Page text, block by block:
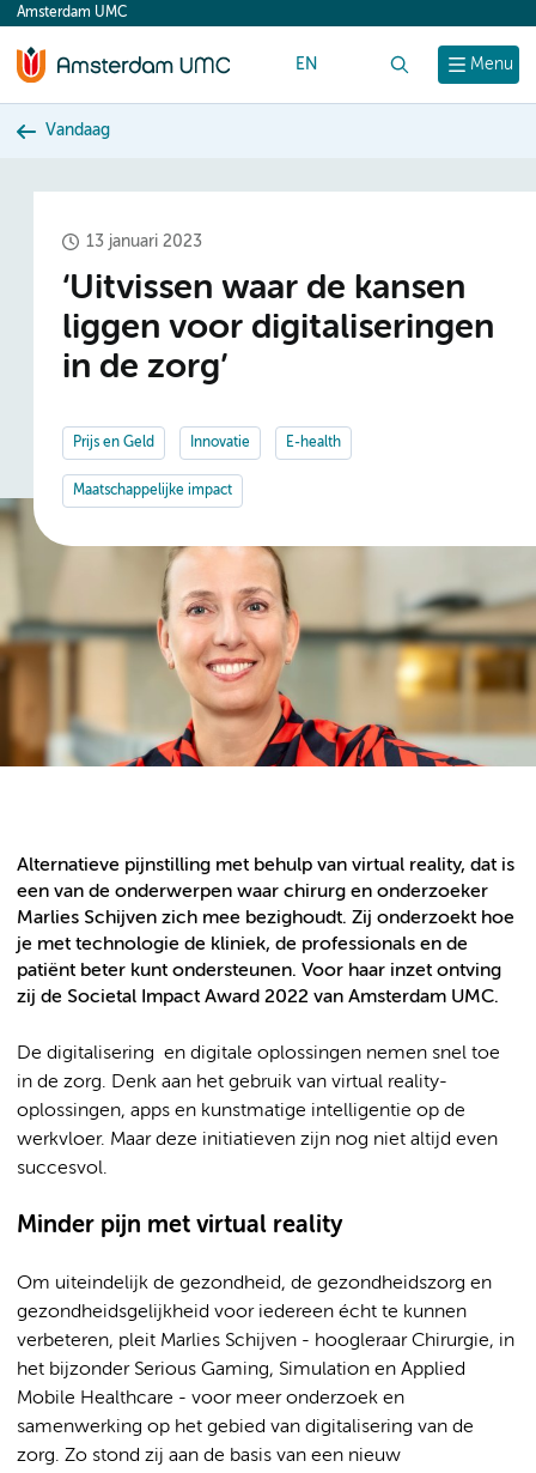
content
Menu
Amsterdam UMC
EN
Vandaag
13 januari 2023
‘Uitvissen waar de kansen
liggen voor digitaliseringen
in de zorg’
Prijs en Geld Innovatie E-health
Maatschappelijke impact
Alternatieve pijnstilling met behulp van virtual reality, dat is
een van de onderwerpen waar chirurg en onderzoeker
Marlies Schijven zich mee bezighoudt. Zij onderzoekt hoe
je met technologie de kliniek, de professionals en de
patiënt beter kunt ondersteunen. Voor haar inzet ontving
zij de Societal Impact Award 2022 van Amsterdam UMC.
De digitalisering en digitale oplossingen nemen snel toe
in de zorg. Denk aan het gebruik van virtual reality-
oplossingen, apps en kunstmatige intelligentie op de
werkvloer. Maar deze initiatieven zijn nog niet altijd even
succesvol.
Minder pijn met virtual reality
Om uiteindelijk de gezondheid, de gezondheidszorg en
gezondheidsgelijkheid voor iedereen écht te kunnen
verbeteren, pleit Marlies Schijven - hoogleraar Chirurgie, in
het bijzonder Serious Gaming, Simulation en Applied
Mobile Healthcare - voor meer onderzoek en
samenwerking op het gebied van digitalisering van de
zorg. Zo stond zij aan de basis van een nieuw